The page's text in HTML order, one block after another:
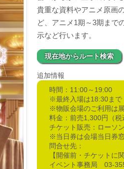
貴重な資料やアニメ原画
ど、アニメ1期～3期まで
示など行います。
現在地からルート検索
追加情報
時間：11:00～19:00
※最終入場は18:30まで
※物販会場のご利用は
料金：前売1,300円（税
チケット販売：ローソ
※当日券は会場当日券
問合せ先：
【開催前・チケットに
イベント事務局 03-